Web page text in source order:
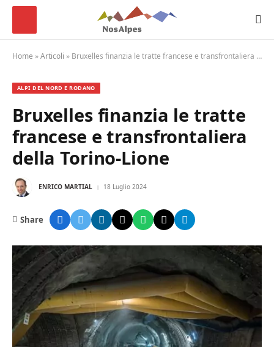
Home »Articoli » Bruxelles finanzia le tratte francese e transfrontaliera della Torino-Lione
ALPI DEL NORD E RODANO
Bruxelles finanzia le tratte
francese e transfrontaliera
della Torino-Lione
ENRICO MARTIAL 18 Luglio 2024
Share